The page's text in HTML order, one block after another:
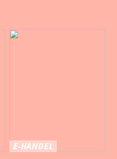
E-HANDEL